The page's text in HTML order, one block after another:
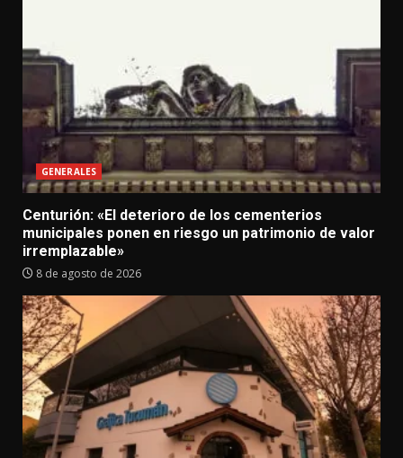
GENERALES
Centurión: «El deterioro de los cementerios
municipales ponen en riesgo un patrimonio de valor
irremplazable»
8 de agosto de 2026